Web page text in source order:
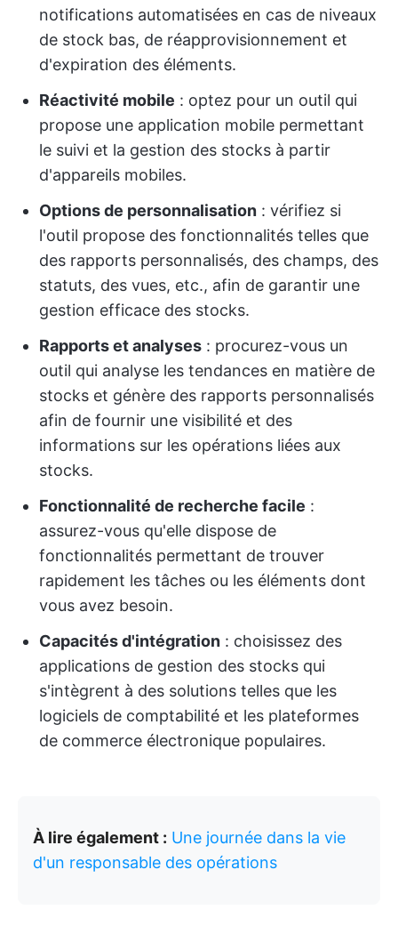
notifications automatisées en cas de niveaux
de stock bas, de réapprovisionnement et
d'expiration des éléments.
Réactivité mobile : optez pour un outil qui
propose une application mobile permettant
le suivi et la gestion des stocks à partir
d'appareils mobiles.
Options de personnalisation : vérifiez si
l'outil propose des fonctionnalités telles que
des rapports personnalisés, des champs, des
statuts, des vues, etc., afin de garantir une
gestion efficace des stocks.
Rapports et analyses : procurez-vous un
outil qui analyse les tendances en matière de
stocks et génère des rapports personnalisés
afin de fournir une visibilité et des
informations sur les opérations liées aux
stocks.
Fonctionnalité de recherche facile :
assurez-vous qu'elle dispose de
fonctionnalités permettant de trouver
rapidement les tâches ou les éléments dont
vous avez besoin.
Capacités d'intégration : choisissez des
applications de gestion des stocks qui
s'intègrent à des solutions telles que les
logiciels de comptabilité et les plateformes
de commerce électronique populaires.
À lire également : Une journée dans la vie
d'un responsable des opérations